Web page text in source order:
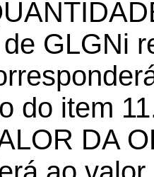
GLGNi
do item
DA